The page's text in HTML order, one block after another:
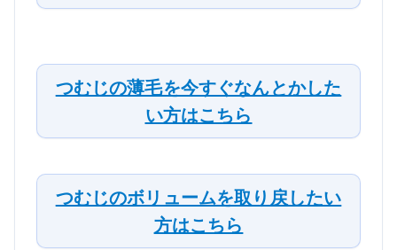
つむじの薄毛を今すぐなんとかした
い方はこちら
つむじのボリュームを取り戻したい
方はこちら